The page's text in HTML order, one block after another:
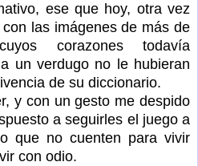
ese que hoy, otra vez
las imágenes de más de
corazones todavía
un verdugo no le hubieran
de su diccionario.
un gesto me despido
a seguirles el juego a
que no cuenten para vivir
con odio.